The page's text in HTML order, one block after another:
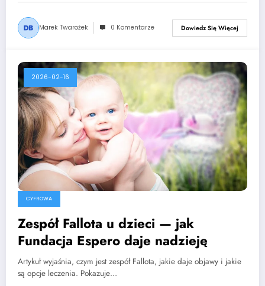
Marek Twarożek 0 Komentarze Dowiedz Się Więcej
2026-02-16
CYFROWA
Zespół Fallota u dzieci — jak
Fundacja Espero daje nadzieję
Artykuł wyjaśnia, czym jest zespół Fallota, jakie daje objawy i jakie
są opcje leczenia. Pokazuje…